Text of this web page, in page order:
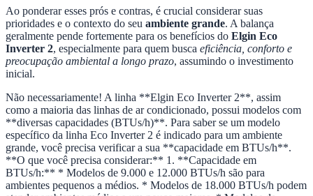
Ao ponderar esses prós e contras, é crucial considerar suas
prioridades e o contexto do seu ambiente grande. A balança
geralmente pende fortemente para os benefícios do Elgin Eco
Inverter 2, especialmente para quem busca eficiência, conforto e
preocupação ambiental a longo prazo, assumindo o investimento
inicial.
Não necessariamente! A linha **Elgin Eco Inverter 2**, assim
como a maioria das linhas de ar condicionado, possui modelos com
**diversas capacidades (BTUs/h)**. Para saber se um modelo
específico da linha Eco Inverter 2 é indicado para um ambiente
grande, você precisa verificar a sua **capacidade em BTUs/h**.
**O que você precisa considerar:** 1. **Capacidade em
BTUs/h:** * Modelos de 9.000 e 12.000 BTUs/h são para
ambientes pequenos a médios. * Modelos de 18.000 BTUs/h podem